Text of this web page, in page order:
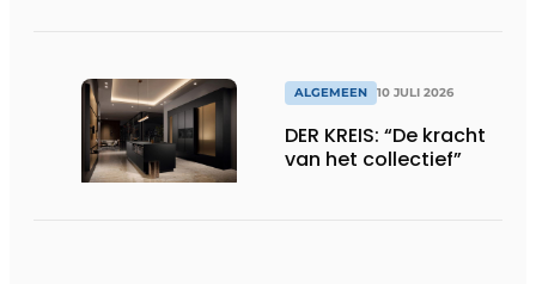
ALGEMEEN 10 JULI 2026
DER KREIS: “De kracht
van het collectief”